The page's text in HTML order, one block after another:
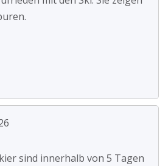
sind innerhalb von 5 Tagen